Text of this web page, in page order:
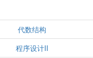
代数结构
程序设计II